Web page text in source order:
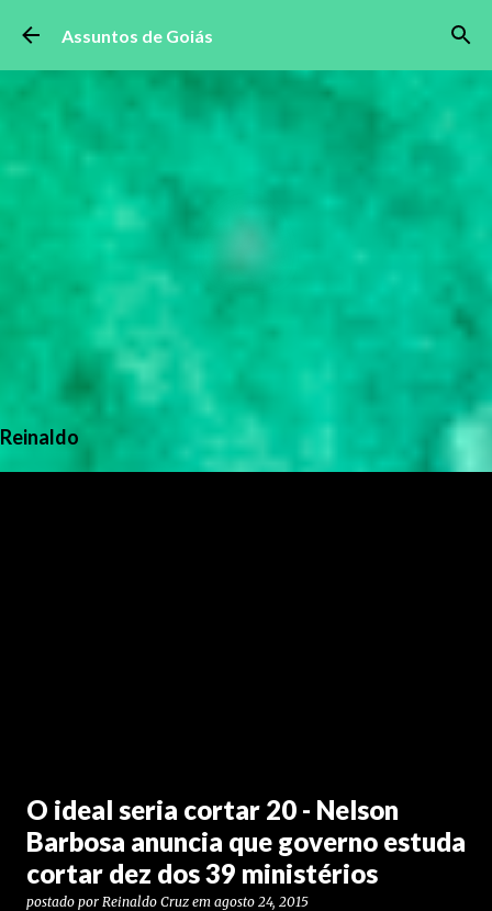
Pular para o conteúdo principal
Assuntos de Goiás
Reinaldo
O ideal seria cortar 20 - Nelson
Barbosa anuncia que governo estuda
cortar dez dos 39 ministérios
postado por Reinaldo Cruz em agosto 24, 2015